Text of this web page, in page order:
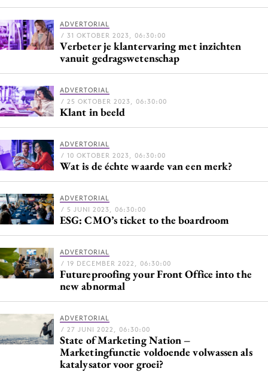
Bureaus
Campagnes
Carriere
Contentmarketing
Craft
Customer Experience
Data & Insights
Design
Digital transformation
Diversiteit
Effectiviteit
Gedragsverandering
Influencer marketing
Interne communicatie
Martech
Media
Merkstrategie
PR
Programmatic
Purpose Marketing
Reputatie & crisis
ADVERTORIAL
/ 31 OKTOBER 2023, 06:30:00
Verbeter je klantervaring met inzichten
vanuit gedragswetenschap
ADVERTORIAL
/ 25 OKTOBER 2023, 06:30:00
Klant in beeld
ADVERTORIAL
/ 10 OKTOBER 2023, 06:30:00
Wat is de échte waarde van een merk?
ADVERTORIAL
/ 5 JUNI 2023, 06:30:00
ESG: CMO’s ticket to the boardroom
ADVERTORIAL
/ 19 DECEMBER 2022, 06:30:00
Futureproofing your Front Office into the
new abnormal
ADVERTORIAL
/ 27 JUNI 2022, 06:30:00
State of Marketing Nation –
Marketingfunctie voldoende volwassen als
katalysator voor groei?